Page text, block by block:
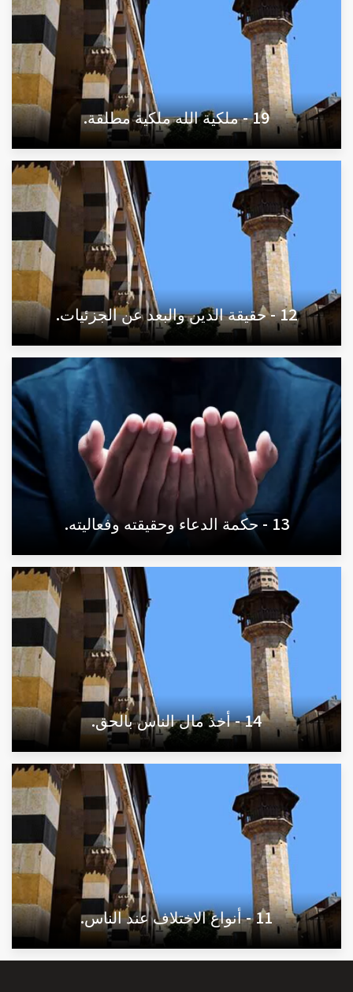
19 - ملكية الله ملكية مطلقة.
12 - حقيقة الدين والبعد عن الجزئيات.
13 - حكمة الدعاء وحقيقته وفعاليته.
14 - أخذ مال الناس بالحق.
11 - أنواع الاختلاف عند الناس.